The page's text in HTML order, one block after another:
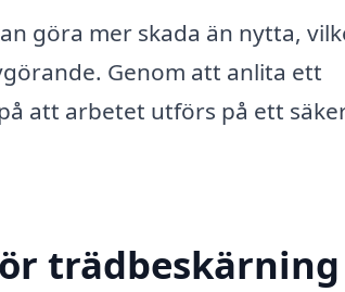
göra mer skada än nytta,
Genom att anlita ett
att arbetet utförs på ett